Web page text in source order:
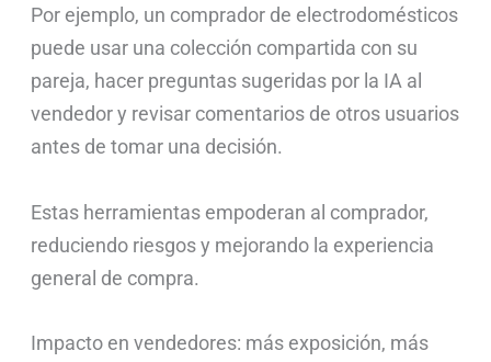
Por ejemplo, un comprador de electrodomésticos
puede usar una colección compartida con su
pareja, hacer preguntas sugeridas por la IA al
vendedor y revisar comentarios de otros usuarios
antes de tomar una decisión.
Estas herramientas empoderan al comprador,
reduciendo riesgos y mejorando la experiencia
general de compra.
Impacto en vendedores: más exposición, más